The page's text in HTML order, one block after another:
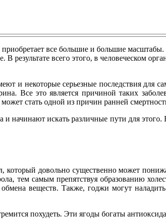
все большие и большие
всего этого, в человеческом
и некоторые серьезные последствия для
Все это является причиной таких
стать одной из причин ранней
начинают искать различные пути для
который довольно существенно может
тем самым препятствуя образованию
веществ. Также, годжи могут
похудеть. Эти ягоды богаты